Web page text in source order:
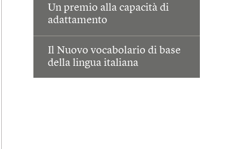
Un premio alla capacità di
adattamento
Il Nuovo vocabolario di base
della lingua italiana